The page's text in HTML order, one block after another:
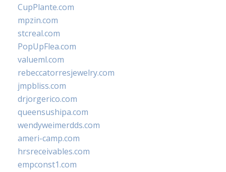
CupPlante.com
mpzin.com
stcreal.com
PopUpFlea.com
valueml.com
rebeccatorresjewelry.com
jmpbliss.com
drjorgerico.com
queensushipa.com
wendyweimerdds.com
ameri-camp.com
hrsreceivables.com
empconst1.com